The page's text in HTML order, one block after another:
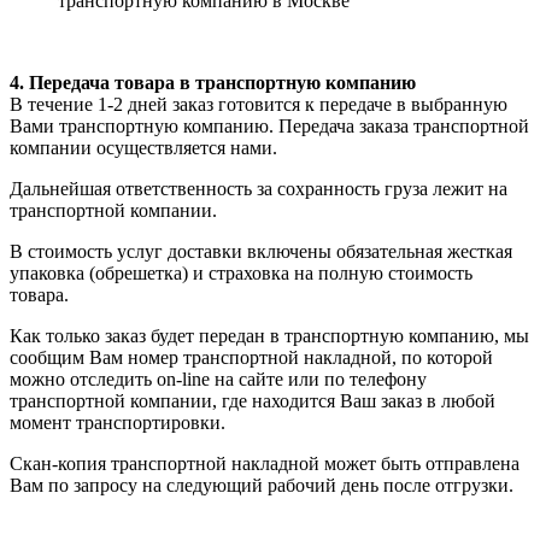
4. Передача товара в транспортную компанию
В течение 1-2 дней заказ готовится к передаче в выбранную
Вами транспортную компанию. Передача заказа транспортной
компании осуществляется нами.
Дальнейшая ответственность за сохранность груза лежит на
транспортной компании.
В стоимость услуг доставки включены обязательная жесткая
упаковка (обрешетка) и страховка на полную стоимость
товара.
Как только заказ будет передан в транспортную компанию, мы
сообщим Вам номер транспортной накладной, по которой
можно отследить on-line на сайте или по телефону
транспортной компании, где находится Ваш заказ в любой
момент транспортировки.
Скан-копия транспортной накладной может быть отправлена
Вам по запросу на следующий рабочий день после отгрузки.